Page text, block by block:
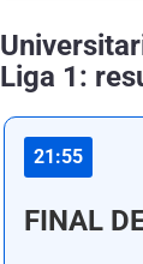
Liga 1:
21:55
FINAL